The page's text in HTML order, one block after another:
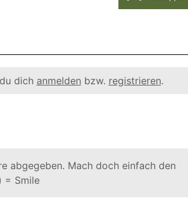
dich anmelden bzw. registrieren.
abgegeben. Mach doch einfach den